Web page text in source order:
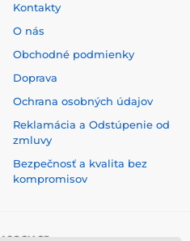
Kontakty
O nás
Obchodné podmienky
Doprava
Ochrana osobných údajov
Reklamácia a Odstúpenie od
zmluvy
Bezpečnosť a kvalita bez
kompromisov